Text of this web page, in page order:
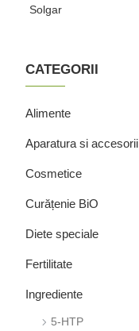
Solgar
CATEGORII
Alimente
Aparatura si accesorii
Cosmetice
Curățenie BiO
Diete speciale
Fertilitate
Ingrediente
5-HTP